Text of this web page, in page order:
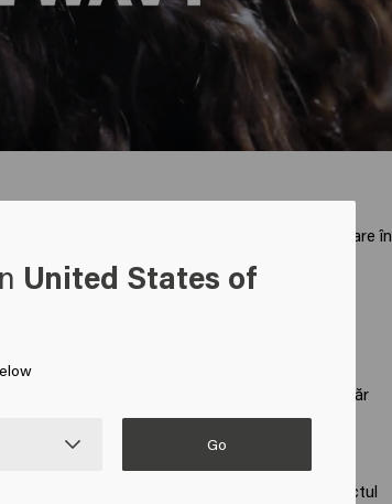
de obicei caracterizată de câteva curburi ușoare în
a buclei, în special în vârfurile părului. Totuși,
creț. Multe persoane cu tipul de buclă 2C au păr
Confident Curl
pentru o spălare ușoară fără a
cu Balsamul sauMasca Confident Curlpentru
pentru a defini buclele, a reduce efectul
United States of
Go